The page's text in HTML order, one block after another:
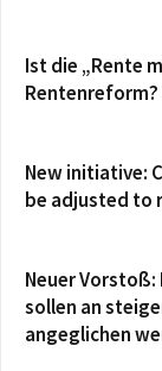
Ist die „Rente
Rentenreform?
New initiative:
be adjusted to
Neuer
sollen an
angeglichen